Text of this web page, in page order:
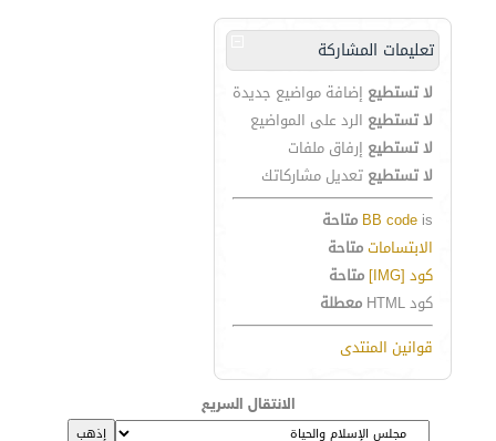
تعليمات المشاركة
لا تستطيع إضافة مواضيع جديدة
لا تستطيع الرد على المواضيع
لا تستطيع إرفاق ملفات
لا تستطيع تعديل مشاركاتك
BB code is
متاحة
الابتساماتمتاحة
كود [IMG]
متاحة
كود HTML
معطلة
قوانين المنتدى
الانتقال السريع